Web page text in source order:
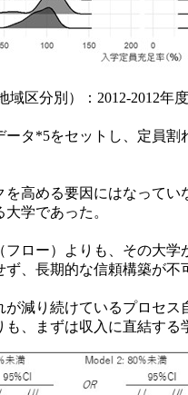
区分別）：2012-2012年度
タ*5をセットし、定員
高める要因にはなって
学であった。
ロー）よりも、その大
、長期的な信頼構築が不
減り続けているプロセ
、まずは収入に直結す